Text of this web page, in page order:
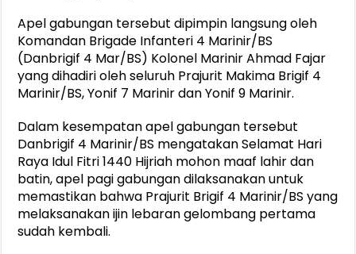
Apel gabungan tersebut dipimpin langsung oleh
Komandan Brigade Infanteri 4 Marinir/BS
(Danbrigif 4 Mar/BS) Kolonel Marinir Ahmad Fajar
yang dihadiri oleh seluruh Prajurit Makima Brigif 4
Marinir/BS, Yonif 7 Marinir dan Yonif 9 Marinir.
Dalam kesempatan apel gabungan tersebut
Danbrigif 4 Marinir/BS mengatakan Selamat Hari
Raya Idul Fitri 1440 Hijriah mohon maaf lahir dan
batin, apel pagi gabungan dilaksanakan untuk
memastikan bahwa Prajurit Brigif 4 Marinir/BS yang
melaksanakan ijin lebaran gelombang pertama
sudah kembali.